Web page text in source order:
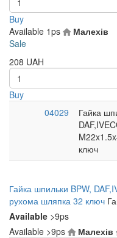
Buy
Available 1ps Малехів
Sale
208 UAH
Buy
04029
Гайка
ключ
Гайка шпильки BPW,
рухома шляпка 32 ключ
Available >9ps
Available >9ps Малехів